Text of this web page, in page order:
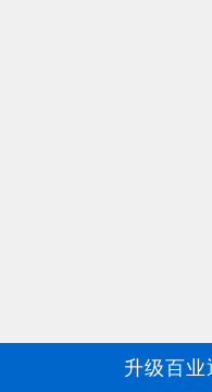
升级百